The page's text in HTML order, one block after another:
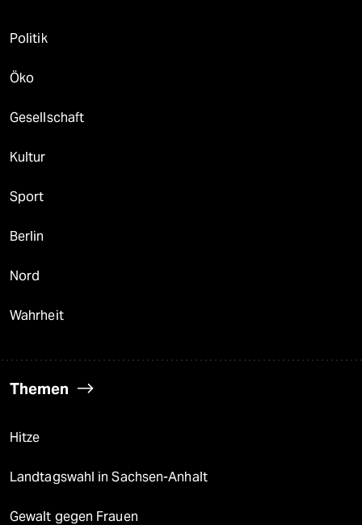
Politik
Öko
Gesellschaft
Kultur
Sport
Berlin
Nord
Wahrheit
Themen
Hitze
Landtagswahl in Sachsen-Anhalt
Gewalt gegen Frauen